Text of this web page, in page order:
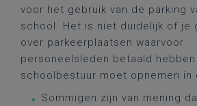
voor het gebruik van de parking
school. Het is niet duidelijk of je
over parkeerplaatsen waarvoor
personeelsleden betaald
schoolbestuur moet opnemen in
Sommigen zijn van mening